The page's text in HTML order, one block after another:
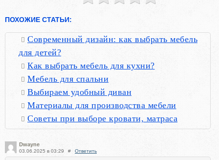
ПОХОЖИЕ СТАТЬИ:
Современный дизайн: как выбрать мебель
для детей?
Как выбрать мебель для кухни?
Мебель для спальни
Выбираем удобный диван
Материалы для производства мебели
Советы при выборе кровати, матраса
Dwayne
03.06.2025 в 03:29 # Ответить